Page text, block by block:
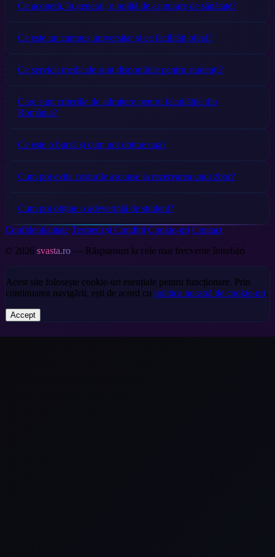
Ce acoperă, în general, o poliță de asigurare de sănătate?
Ce este un campus universitar și ce facilități oferă?
Ce servicii medicale sunt disponibile pentru studenți?
Care sunt criteriile de admitere pentru facultățile din
România?
Ce este o bursă și cum pot obține una?
Cum pot evita costurile ascunse la rezervarea unui zbor?
Cum pot obține o adeverință de student?
Confidențialitate Termeni și Condiții Cookie-uri Contact
© 2026 svasta.ro — Răspunsuri la cele mai frecvente întrebări
Acest site folosește cookie-uri esențiale pentru funcționare. Prin
continuarea navigării, ești de acord cu politica noastră de cookie-uri.
Accept